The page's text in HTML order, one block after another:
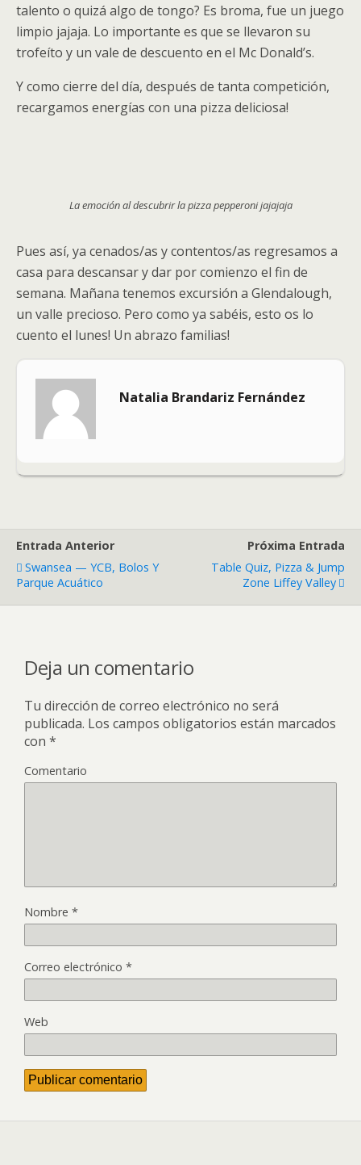
talento o quizá algo de tongo? Es broma, fue un juego
limpio jajaja. Lo importante es que se llevaron su
trofeíto y un vale de descuento en el Mc Donald’s.
Y como cierre del día, después de tanta competición,
recargamos energías con una pizza deliciosa!
La emoción al descubrir la pizza pepperoni jajajaja
Pues así, ya cenados/as y contentos/as regresamos a
casa para descansar y dar por comienzo el fin de
semana. Mañana tenemos excursión a Glendalough,
un valle precioso. Pero como ya sabéis, esto os lo
cuento el lunes! Un abrazo familias!
Natalia Brandariz Fernández
Entrada Anterior
Swansea — YCB, Bolos Y
Parque Acuático
Próxima Entrada
Table Quiz, Pizza & Jump
Zone Liffey Valley
Deja un comentario
Tu dirección de correo electrónico no será
publicada. Los campos obligatorios están marcados
con *
Comentario
Nombre *
Correo electrónico *
Web